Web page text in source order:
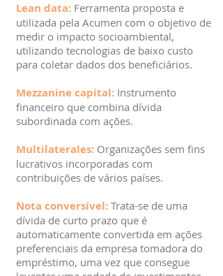
Lean data: Ferramenta proposta e
utilizada pela Acumen com o objetivo de
medir o impacto socioambiental,
utilizando tecnologias de baixo custo
para coletar dados dos beneficiários.
Mezzanine capital: Instrumento
financeiro que combina dívida
subordinada com ações.
Multilaterales: Organizações sem fins
lucrativos incorporadas com
contribuições de vários países.
Nota conversível: Trata-se de uma
dívida de curto prazo que é
automaticamente convertida em ações
preferenciais da empresa tomadora do
empréstimo, uma vez que consegue